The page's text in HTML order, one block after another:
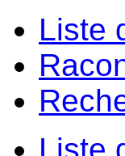
Liste